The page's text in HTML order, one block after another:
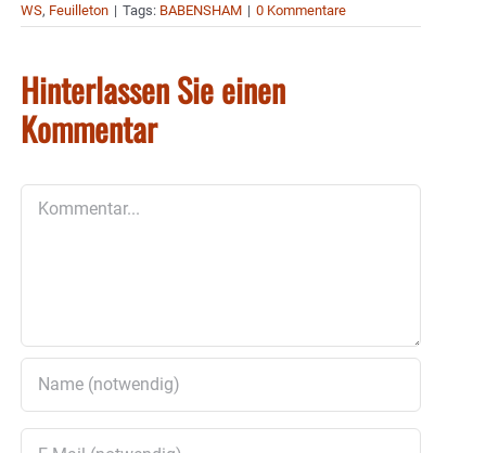
WS, Feuilleton | Tags: BABENSHAM | 0 Kommentare
Hinterlassen Sie einen
Kommentar